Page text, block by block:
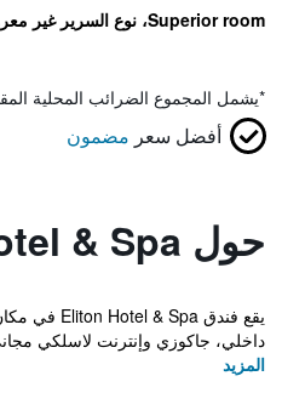
Superior room، نوع السرير غير معروف
*يشمل المجموع الضرائب المحلية
أفضل سعر مضمون
حول Eliton Hotel & Spa
داخلي، جاكوزي وإنترنت لاسلكي
المزيد